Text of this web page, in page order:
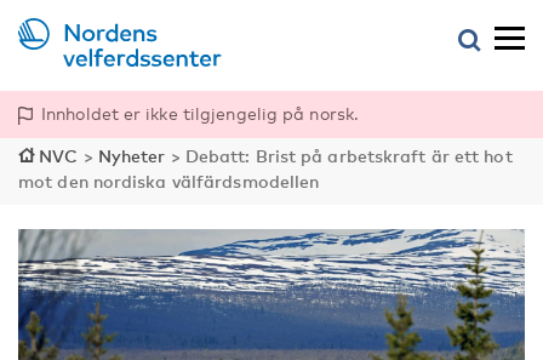
Innholdet er ikke tilgjengelig på norsk.
NVC > Nyheter > Debatt: Brist på arbetskraft är ett hot
mot den nordiska välfärdsmodellen